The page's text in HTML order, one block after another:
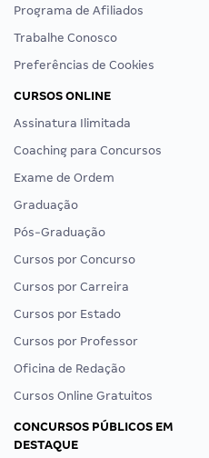
Programa de Afiliados
Trabalhe Conosco
Preferências de Cookies
CURSOS ONLINE
Assinatura Ilimitada
Coaching para Concursos
Exame de Ordem
Graduação
Pós-Graduação
Cursos por Concurso
Cursos por Carreira
Cursos por Estado
Cursos por Professor
Oficina de Redação
Cursos Online Gratuitos
CONCURSOS PÚBLICOS EM
DESTAQUE